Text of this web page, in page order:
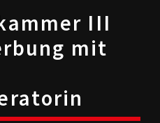
III
mit